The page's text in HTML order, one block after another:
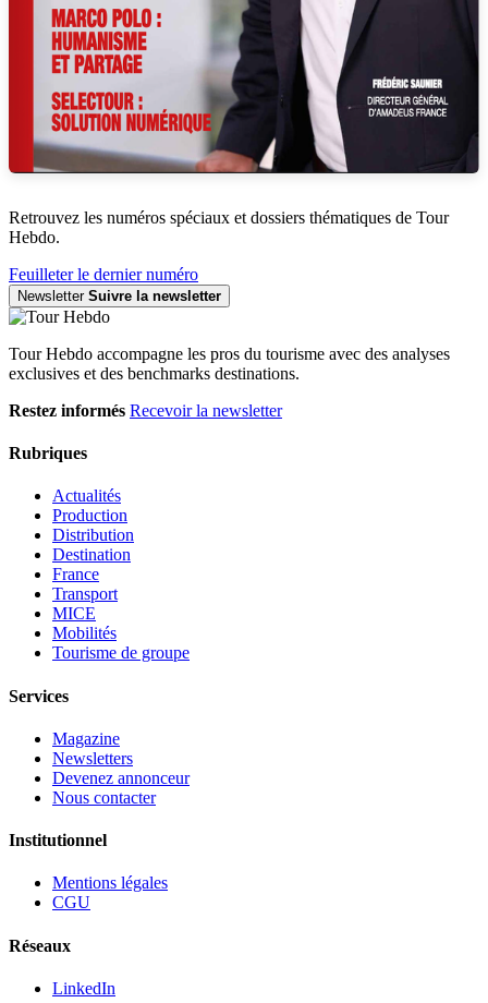
Retrouvez les numéros spéciaux et dossiers thématiques de Tour
Hebdo.
Feuilleter le dernier numéro
Newsletter Suivre la newsletter
Tour Hebdo accompagne les pros du tourisme avec des analyses
exclusives et des benchmarks destinations.
Restez informés Recevoir la newsletter
Rubriques
Actualités
Production
Distribution
Destination
France
Transport
MICE
Mobilités
Tourisme de groupe
Services
Magazine
Newsletters
Devenez annonceur
Nous contacter
Institutionnel
Mentions légales
CGU
Réseaux
LinkedIn